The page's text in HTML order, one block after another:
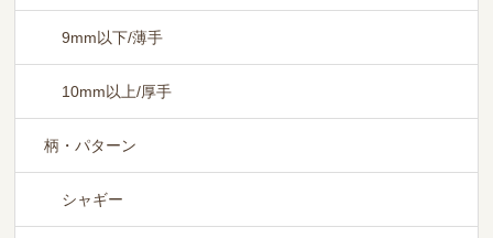
9mm以下/薄手
10mm以上/厚手
柄・パターン
シャギー